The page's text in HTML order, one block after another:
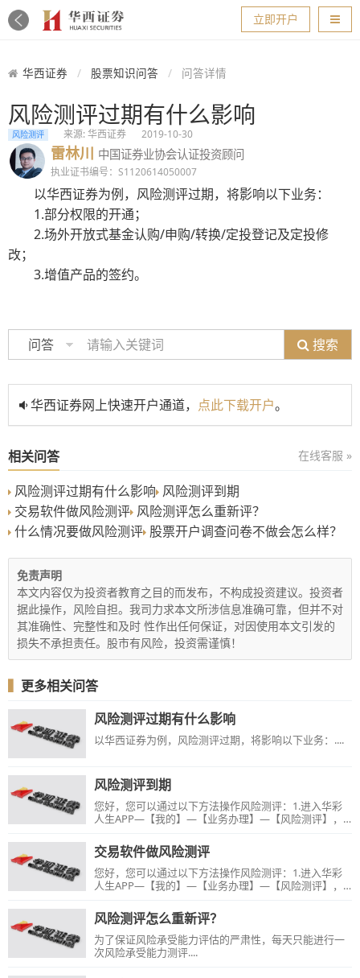
导航
立即开户
华西证券 股票知识问答 问答详情
风险测评过期有什么影响
风险测评 来源: 华西证券 2019-10-30
雷林川 中国证券业协会认证投资顾问
执业证书编号：S1120614050007
以华西证券为例，风险测评过期，将影响以下业务：
1.部分权限的开通；
2.场外开放式基金认购/申购/转换/定投登记及定投修
改；
3.增值产品的签约。
问答 搜索
华西证券网上快速开户通道， 点此下载开户。
相关问答 在线客服 »
风险测评过期有什么影响 风险测评到期
交易软件做风险测评 风险测评怎么重新评？
什么情况要做风险测评 股票开户调查问卷不做会怎么样？
免责声明
本文内容仅为投资者教育之目的而发布，不构成投资建议。投资者
据此操作，风险自担。我司力求本文所涉信息准确可靠，但并不对
其准确性、完整性和及时 性作出任何保证，对因使用本文引发的
损失不承担责任。股市有风险，投资需谨慎！
▍ 更多相关问答
风险测评过期有什么影响
以华西证券为例，风险测评过期，将影响以下业务：....
风险测评到期
您好，您可以通过以下方法操作风险测评：1.进入华彩
人生APP—【我的】—【业务办理】—【风险测评】，
http://m.hx168.com.cn/wei/ywbl/#/BusinessHome/Ri
skEvaluation3.PC端访问：
https://trade.hx168.com.cn/trade/logon.jsp 点击这里
登录账户—【投资者风险评估】，根据提示操作。或者
登录电脑端软件华彩人生1点通【交易】—【开放式基
金】—【基金交易账户】—【风险测评】，根据提示操
作。【温馨提示】：1.每天只能进行一次风险承受能力
测评。2.微信端是T+0实时同步，通常过
交易软件做风险测评
您好，您可以通过以下方法操作风险测评：1.进入华彩
人生APP—【我的】—【业务办理】—【风险测评】，
http://m.hx168.com.cn/wei/ywbl/#/BusinessHome/Ri
skEvaluation3.PC端访问：
https://trade.hx168.com.cn/trade/logon.jsp 点击这里
登录账户—【投资者风险评估】，根据提示操作。或者
登录电脑端软件华彩人生1点通【交易】—【开放式基
风险测评怎么重新评？
为了保证风险承受能力评估的严肃性，每天只能进行一
次风险承受能力测评....